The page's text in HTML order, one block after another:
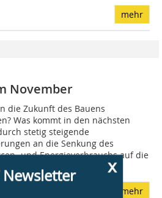
x
Newsletter
mehr
November
die Zukunft des Bauens
Was kommt in den nächsten
stetig steigende
an die Senkung des
und Energieverbrauchs auf die
zu? Ideen und...
mehr